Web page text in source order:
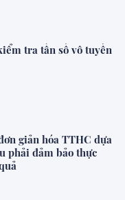
tra tần số vô tuyến
giản hóa TTHC dựa
phải đảm bảo thực